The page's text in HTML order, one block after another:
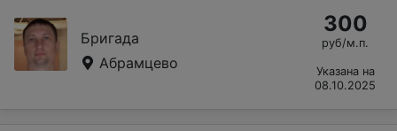
Бригада
Абрамцево
300
руб/м.п.
Указана на
08.10.2025